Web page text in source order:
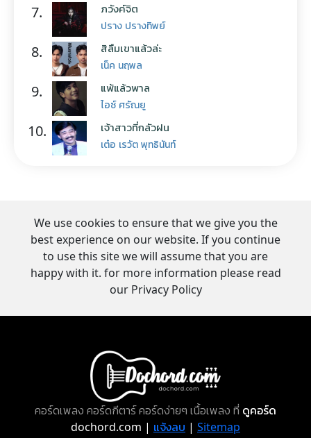
7. ภวังค์จิต
ปราง ปรางทิพย์
8. สิลืมเขาแล้วล่ะ
เน็ค นฤพล
9. แพ้แล้วพาล
ไอซ์ ศรัณยู
10. เจ้าสาวที่กลัวฝน
เต๋อ เรวัต พุทธินันท์
We use cookies to ensure that we give you the
best experience on our website. If you continue
to use this site we will assume that you are
happy with it. for more information please read
our Privacy Policy
คอร์ดเพลง คอร์ดกีตาร์ คอร์ดง่ายๆ เนื้อเพลง ที่ ดูคอร์ด
dochord.com | แจ้งลบ | Sitemap